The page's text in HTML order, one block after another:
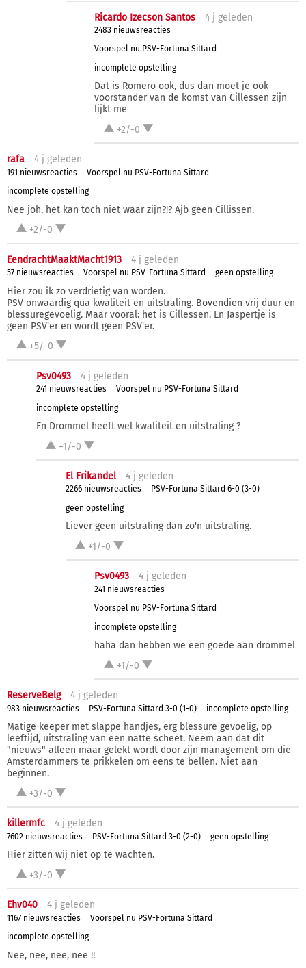
Ricardo Izecson Santos 4 j geleden
2483 nieuwsreacties
Voorspel nu PSV-Fortuna Sittard
incomplete opstelling
Dat is Romero ook, dus dan moet je ook
voorstander van de komst van Cillessen zijn
lijkt me
+2/-0
rafa 4 j geleden
191 nieuwsreacties
Voorspel nu PSV-Fortuna Sittard
incomplete opstelling
Nee joh, het kan toch niet waar zijn?!? Ajb geen Cillissen.
+2/-0
EendrachtMaaktMacht1913 4 j geleden
57 nieuwsreacties Voorspel nu PSV-Fortuna Sittard geen opstelling
Hier zou ik zo verdrietig van worden.
PSV onwaardig qua kwaliteit en uitstraling. Bovendien vrij duur en
blessuregevoelig. Maar vooral: het is Cillessen. En Jaspertje is
geen PSV'er en wordt geen PSV'er.
+5/-0
Psv0493 4 j geleden
241 nieuwsreacties
Voorspel nu PSV-Fortuna Sittard
incomplete opstelling
En Drommel heeft wel kwaliteit en uitstraling ?
+1/-0
El Frikandel 4 j geleden
2266 nieuwsreacties
PSV-Fortuna Sittard 6-0 (3-0)
geen opstelling
Liever geen uitstraling dan zo'n uitstraling.
+1/-0
Psv0493 4 j geleden
241 nieuwsreacties
Voorspel nu PSV-Fortuna Sittard
incomplete opstelling
haha dan hebben we een goede aan drommel
+1/-0
ReserveBelg 4 j geleden
983 nieuwsreacties PSV-Fortuna Sittard 3-0 (1-0) incomplete opstelling
Matige keeper met slappe handjes, erg blessure gevoelig, op
leeftijd, uitstraling van een natte scheet. Neem aan dat dit
"nieuws" alleen maar gelekt wordt door zijn management om die
Amsterdammers te prikkelen om eens te bellen. Niet aan
beginnen.
+3/-0
killermfc 4 j geleden
7602 nieuwsreacties PSV-Fortuna Sittard 3-0 (2-0) geen opstelling
Hier zitten wij niet op te wachten.
+3/-0
Ehv040 4 j geleden
1167 nieuwsreacties
Voorspel nu PSV-Fortuna Sittard
incomplete opstelling
Nee, nee, nee, nee !!